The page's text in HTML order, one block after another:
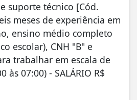
suporte técnico [Cód.
meses de experiência em
ensino médio completo
escolar), CNH "B" e
trabalhar em escala de
às 07:00) - SALÁRIO R$